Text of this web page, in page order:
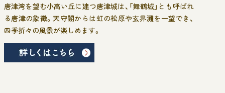
唐津湾を望む小高い丘に建つ唐津城は、「舞鶴城」とも呼ばれ
る唐津の象徴。天守閣からは虹の松原や玄界灘を一望でき、
四季折々の風景が楽しめます。